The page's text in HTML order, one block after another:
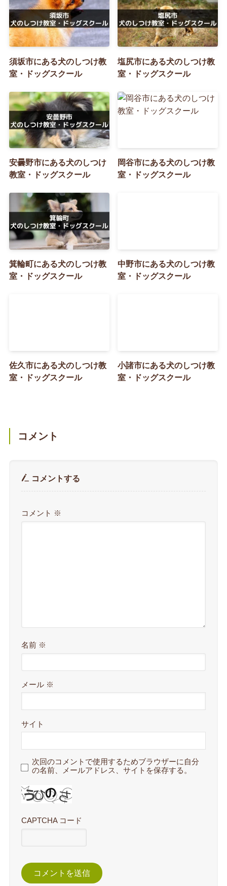
須坂市にある犬のしつけ教
室・ドッグスクール
塩尻市にある犬のしつけ教
室・ドッグスクール
安曇野市にある犬のしつけ
教室・ドッグスクール
岡谷市にある犬のしつけ教
室・ドッグスクール
箕輪町にある犬のしつけ教
室・ドッグスクール
中野市にある犬のしつけ教
室・ドッグスクール
佐久市にある犬のしつけ教
室・ドッグスクール
小諸市にある犬のしつけ教
室・ドッグスクール
コメント
コメントする
コメント ※
名前 ※
メール ※
サイト
次回のコメントで使用するためブラウザーに自分
の名前、メールアドレス、サイトを保存する。
CAPTCHA コード